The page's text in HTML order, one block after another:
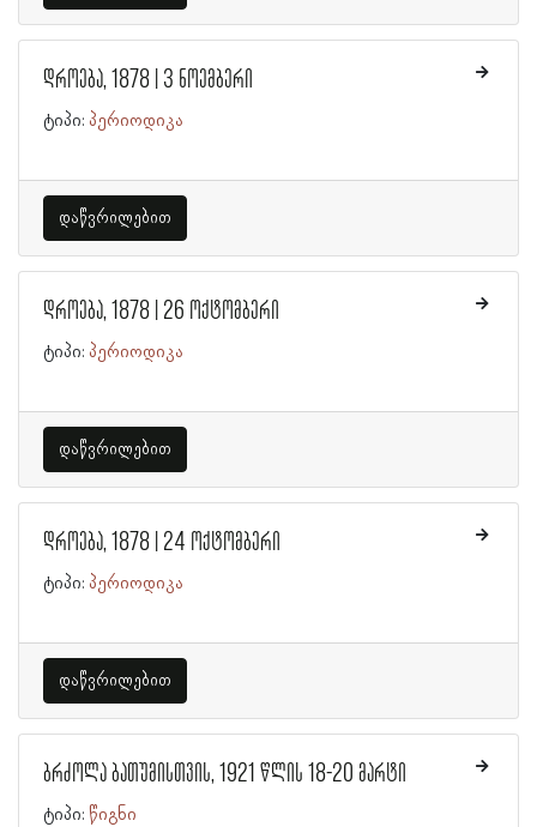
დროება, 1878 | 3 ნოემბერი
ტიპი: პერიოდიკა
დაწვრილებით
დროება, 1878 | 26 ოქტომბერი
ტიპი: პერიოდიკა
დაწვრილებით
დროება, 1878 | 24 ოქტომბერი
ტიპი: პერიოდიკა
დაწვრილებით
ბრძოლა ბათუმისთვის, 1921 წლის 18-20 მარტი
ტიპი: წიგნი